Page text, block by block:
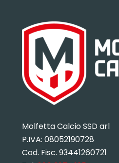
Molfetta Calcio SSD arl
P.IVA: 08052190728
Cod. Fisc. 93441260721